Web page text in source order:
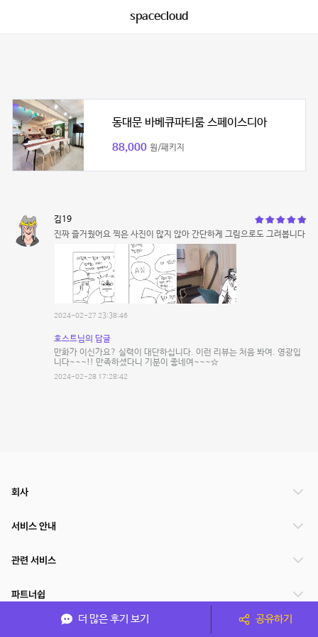
spacecloud
동대문 바베큐파티룸 스페이스디아
88,000 원/패키지
김19
진짜 즐거웠어요 찍은 사진이 많지 않아 간단하게 그림으로도 그려봅니다
2024-02-27 23:38:46
호스트님의 답글
만화가 이신가요? 실력이 대단하십니다. 이런 리뷰는 처음 봐여. 영광입
니다~~~!! 만족하셨다니 기분이 좋네여~~~☆
2024-02-28 17:28:42
더 많은 후기 보기 공유하기
회사
서비스 안내
관련 서비스
파트너쉽
서비스 제공 국가